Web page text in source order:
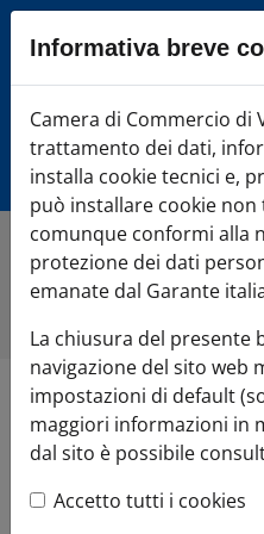
Sezione salto
Vai alla sezione
Vai al footer
Camera di
Home»Comunicazione»
Commercio di Varese,
studenti
LIUC e
Informativa breve
Camera di Commercio di
trattamento dei dati,
installa cookie tecnici e,
può installare cookie non
comunque conformi alla
protezione dei dati
emanate dal Garante
La chiusura del presente
navigazione del sito web
impostazioni di default
maggiori informazioni in
dal sito è possibile
Accetto tutti i cookies